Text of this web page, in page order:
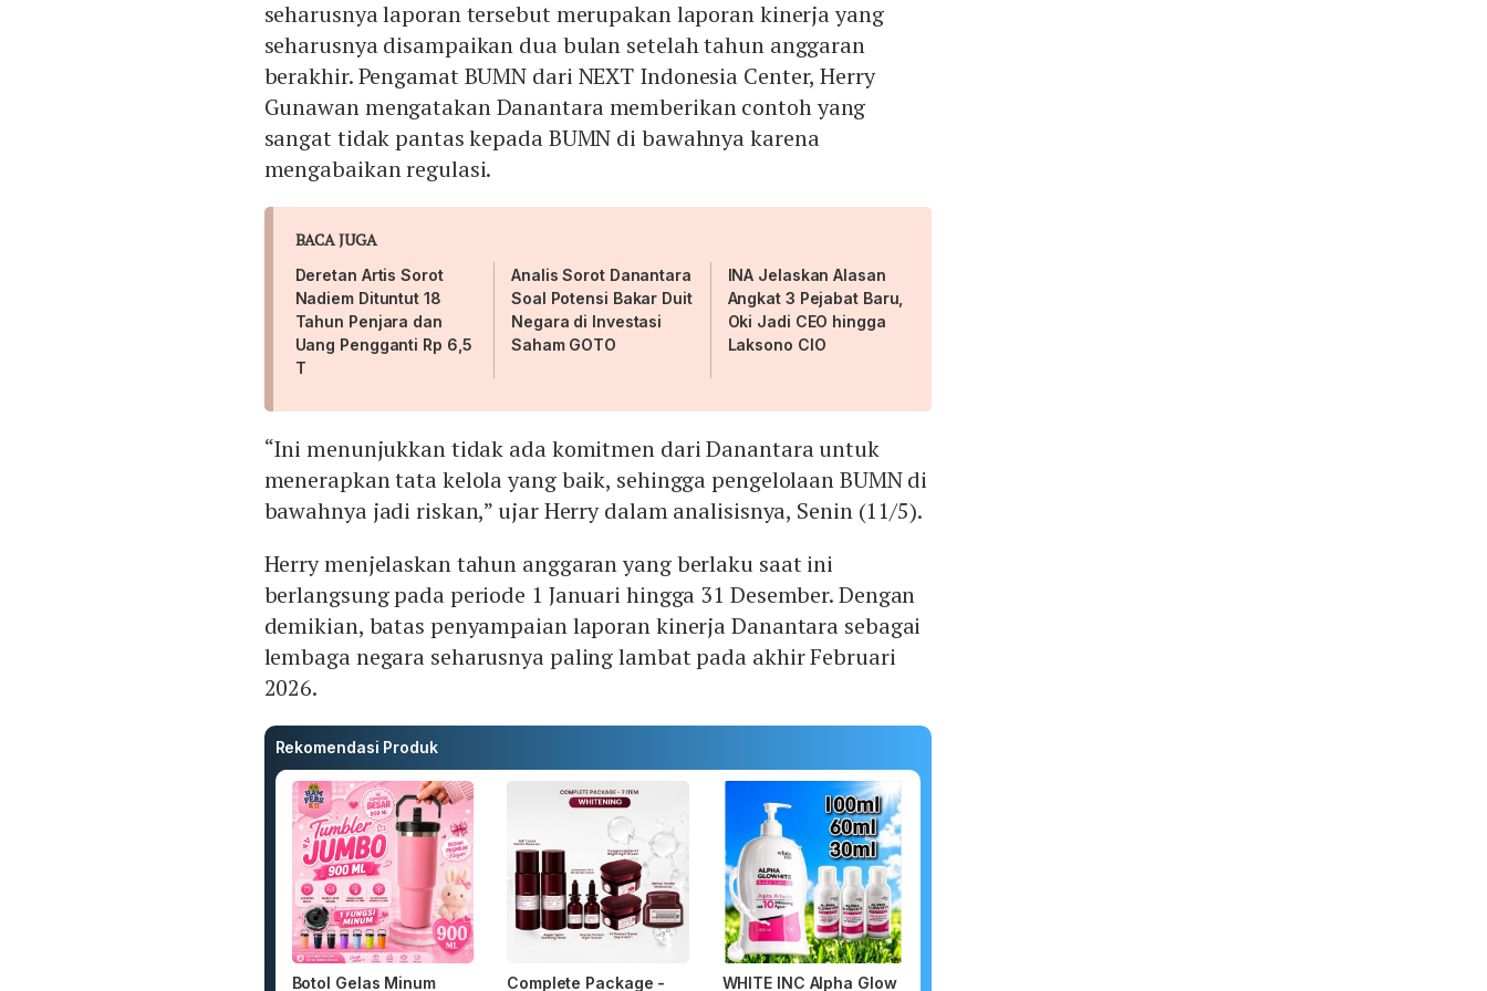
seharusnya laporan tersebut merupakan laporan kinerja yang
seharusnya disampaikan dua bulan setelah tahun anggaran
berakhir. Pengamat BUMN dari NEXT Indonesia Center, Herry
Gunawan mengatakan Danantara memberikan contoh yang
sangat tidak pantas kepada BUMN di bawahnya karena
mengabaikan regulasi.
BACA JUGA
Deretan Artis Sorot
Nadiem Dituntut 18
Tahun Penjara dan
Uang Pengganti Rp 6,5
T
Analis Sorot Danantara
Soal Potensi Bakar Duit
Negara di Investasi
Saham GOTO
INA Jelaskan Alasan
Angkat 3 Pejabat Baru,
Oki Jadi CEO hingga
Laksono CIO
“Ini menunjukkan tidak ada komitmen dari Danantara untuk
menerapkan tata kelola yang baik, sehingga pengelolaan BUMN di
bawahnya jadi riskan,” ujar Herry dalam analisisnya, Senin (11/5).
Herry menjelaskan tahun anggaran yang berlaku saat ini
berlangsung pada periode 1 Januari hingga 31 Desember. Dengan
demikian, batas penyampaian laporan kinerja Danantara sebagai
lembaga negara seharusnya paling lambat pada akhir Februari
2026.
Rekomendasi Produk
Botol Gelas Minum
Complete Package -
WHITE INC Alpha Glow